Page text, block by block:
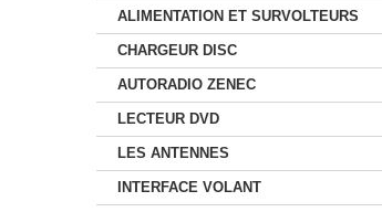
ALIMENTATION ET SURVOLTEURS
CHARGEUR DISC
AUTORADIO ZENEC
LECTEUR DVD
LES ANTENNES
INTERFACE VOLANT